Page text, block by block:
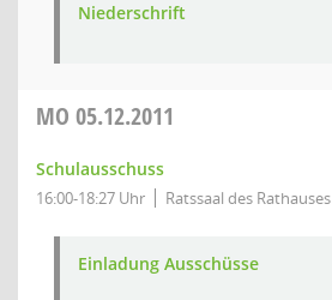
Niederschrift
MO 05.12.2011
Schulausschuss
16:00-18:27 Uhr Ratssaal des Rathauses
Einladung Ausschüsse